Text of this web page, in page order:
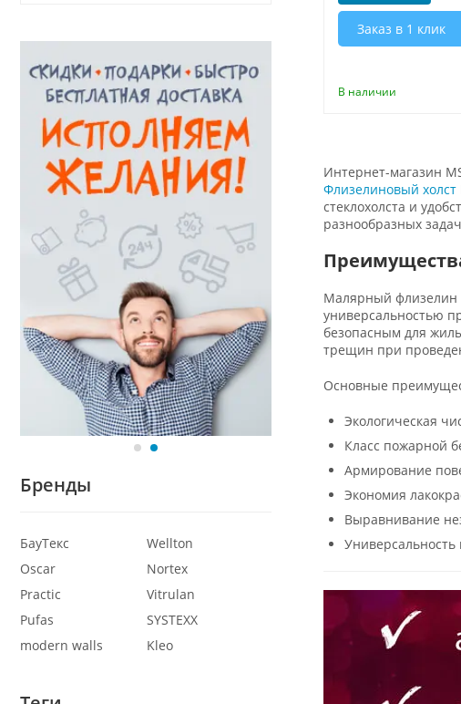
Заказ в 1 клик
В наличии
Интернет-магазин
Флизелиновый холст
стеклохолста и
разнообразных
Малярный флизелин
универсальностью
безопасным для
трещин при
Основные
Экологическая
Класс пожарной
Армирование
Экономия
Выравнивание
Бренды
БауТекс
Wellton
Oscar
Nortex
Practic
Vitrulan
Pufas
SYSTEXX
modern walls
Kleo